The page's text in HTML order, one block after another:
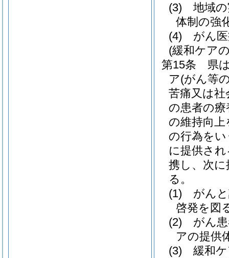
(3)
地域
体制の強
(4)
がん
(緩和ケア
第15条
県
ア(がん等
苦痛又は
の患者の療
の維持向
の行為を
に提供さ
携し、次
る。
(1)
がん
啓発を図
(2)
がん
アの提供
(3)
緩和